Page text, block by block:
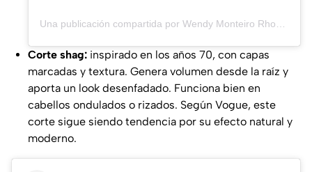
Corte shag: inspirado en los años 70, con capas
marcadas y textura. Genera volumen desde la raíz y
aporta un look desenfadado. Funciona bien en
cabellos ondulados o rizados. Según Vogue, este
corte sigue siendo tendencia por su efecto natural y
moderno.